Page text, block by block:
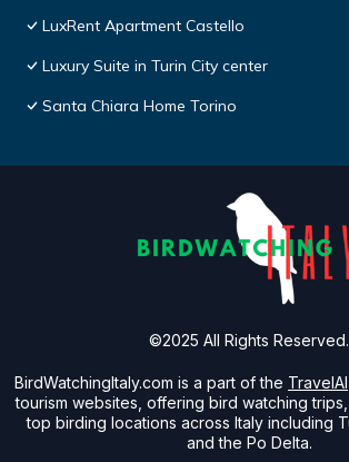
LuxRent Apartment Castello
Luxury Suite in Turin City center
Santa Chiara Home Torino
BirdWatchingItaly.com is a part of the TravelAI
tourism websites, offering bird watching
top birding locations across Italy including
and the Po Delta.
©2025 All Rights Reserved.